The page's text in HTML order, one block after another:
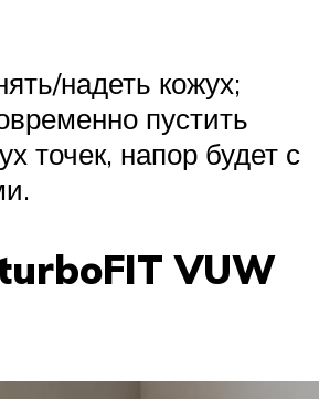
надеть кожух;
пустить
точек, напор будет с
VUW